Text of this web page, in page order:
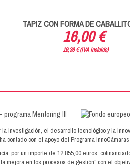
TAPIZ CON FORMA DE
16,00 €
19,36 € (IVA incluido)
el desarrollo tecnológico y la
con el apoyo del Programa
por un importe de 12.855,00 euros,
en los procesos de gestión" con el